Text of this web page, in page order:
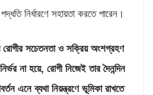
নির্ধারণে সহায়তা করতে পারেন।
রোগীর সচেতনতা ও সক্রিয় অংশগ্রহণ
না হয়ে, রোগী নিজেই তার দৈনন্দিন
এনে ব্যথা নিয়ন্ত্রণে ভূমিকা রাখতে